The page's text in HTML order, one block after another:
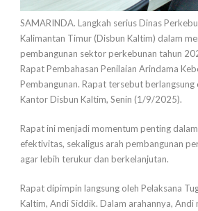
SAMARINDA. Langkah serius Dinas
Kalimantan Timur (Disbun Kaltim) dalam
pembangunan sektor perkebunan tahun
Rapat Pembahasan Penilaian Arindama
Pembangunan. Rapat tersebut berlangsung
Kantor Disbun Kaltim, Senin (1/9/2025).
Rapat ini menjadi momentum penting
efektivitas, sekaligus arah pembangunan
agar lebih terukur dan berkelanjutan.
Rapat dipimpin langsung oleh Pelaksana
Kaltim, Andi Siddik. Dalam arahannya, Andi